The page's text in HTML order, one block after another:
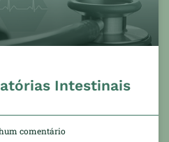
Intestinais
comentário